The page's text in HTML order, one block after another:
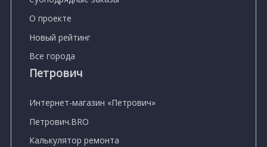
О проекте
Новый рейтинг
Все города
Петрович
Интернет-магазин «Петрович»
Петрович.BRO
Калькулятор ремонта